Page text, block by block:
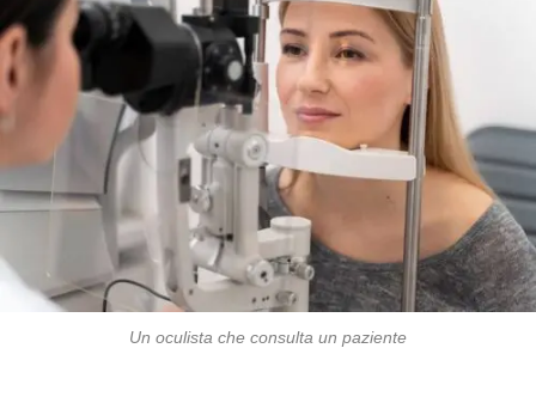
Un oculista che consulta un paziente